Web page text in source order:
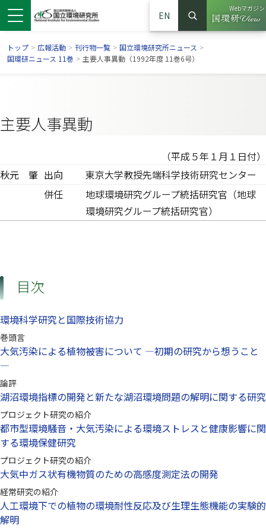
ンドウで開きます）
ウインドウで開きます）
EN
サイト内検索
検索
Webマガジン
（別ウイ
トップ > 広報活動 > 刊行物一覧 > 国立環境研究所ニュース >
国環研ニュース 11巻 > 主要人事異動（1992年度 11巻6号）
主要人事異動
（平成５年１月１日付）
秋元 肇 出向
東京大学教授先端科学技術研究センター
併任
地球環境研究グループ統括研究官（地球
環境研究グループ統括研究官）
目次
環境科学研究と国際技術協力
巻頭言
大気汚染による植物被害について —初期の研究から想うこと
—
論評
湖沼環境指標の開発と新たな湖沼環境問題の解明に関する研究
プロジェクト研究の紹介
都市型環境騒音・大気汚染による環境ストレスと健康影響に関
する環境保健研究
プロジェクト研究の紹介
大気中ガス状有機物質のための高感度測定法の開発
経常研究の紹介
人工環境下での植物の環境耐性反応及び生理生態機能の実験的
解明